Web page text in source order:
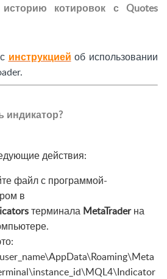
котировок с Quotes
инструкцией об использовании
индикатор?
действия:
файл с программой-
в
терминала MetaTraderна